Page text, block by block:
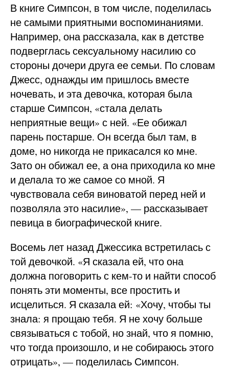
В книге Симпсон, в том числе, поделилась
не самыми приятными воспоминаниями.
Например, она рассказала, как в детстве
подверглась сексуальному насилию со
стороны дочери друга ее семьи. По словам
Джесс, однажды им пришлось вместе
ночевать, и эта девочка, которая была
старше Симпсон, «стала делать
неприятные вещи» с ней. «Ее обижал
парень постарше. Он всегда был там, в
доме, но никогда не прикасался ко мне.
Зато он обижал ее, а она приходила ко мне
и делала то же самое со мной. Я
чувствовала себя виноватой перед ней и
позволяла это насилие», — рассказывает
певица в биографической книге.
Восемь лет назад Джессика встретилась с
той девочкой. «Я сказала ей, что она
должна поговорить с кем-то и найти способ
понять эти моменты, все простить и
исцелиться. Я сказала ей: «Хочу, чтобы ты
знала: я прощаю тебя. Я не хочу больше
связываться с тобой, но знай, что я помню,
что тогда произошло, и не собираюсь этого
отрицать», — поделилась Симпсон.